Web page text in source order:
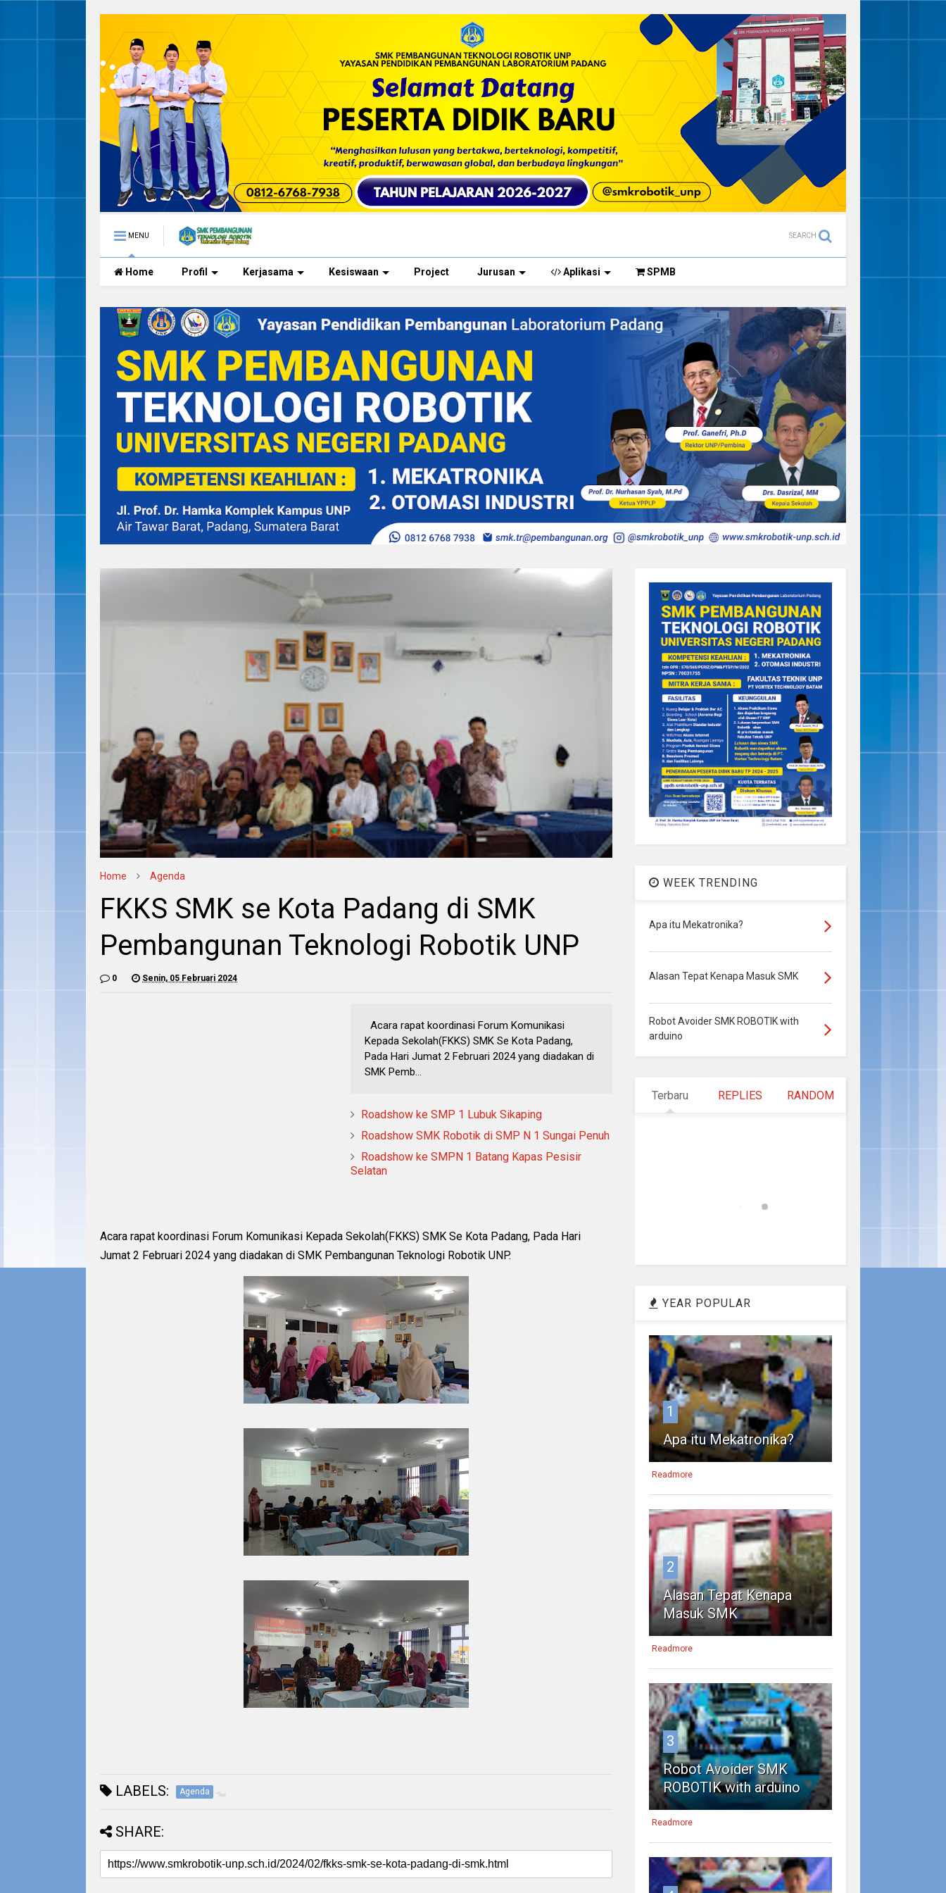
MENU SEARCH
Home Profil Kerjasama Kesiswaan Project Jurusan Aplikasi SPMB
Home Agenda
FKKS SMK se Kota Padang di SMK
Pembangunan Teknologi Robotik UNP
0 Senin, 05 Februari 2024
Acara rapat koordinasi Forum Komunikasi
Kepada Sekolah(FKKS) SMK Se Kota Padang,
Pada Hari Jumat 2 Februari 2024 yang diadakan di
SMK Pemb...
Roadshow ke SMP 1 Lubuk Sikaping
Roadshow SMK Robotik di SMP N 1 Sungai Penuh
Roadshow ke SMPN 1 Batang Kapas Pesisir
Selatan
Acara rapat koordinasi Forum Komunikasi Kepada Sekolah(FKKS) SMK Se Kota Padang, Pada Hari
Jumat 2 Februari 2024 yang diadakan di SMK Pembangunan Teknologi Robotik UNP.
LABELS: Agenda
SHARE:
WEEK TRENDING
Apa itu Mekatronika?
Alasan Tepat Kenapa Masuk SMK
Robot Avoider SMK ROBOTIK with
arduino
Terbaru REPLIES RANDOM
YEAR POPULAR
1
Apa itu Mekatronika?
Readmore
2
Alasan Tepat Kenapa
Masuk SMK
Readmore
3
Robot Avoider SMK
ROBOTIK with arduino
Readmore